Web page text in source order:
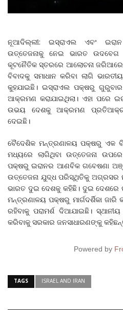
ନୂଆଦିଲ୍ଲୀ: ଇସ୍ରାଏଲ ଏବଂ
ଉତ୍ତେଜନାକୁ ନେଇ ଭାରତ ଉଦବେଗ
କୂଟନୈତିକ ସ୍ତରରେ ଆଲୋଚନା
ବିବାଦକୁ ସମାଧାନ କରିବା ଲାଗି
କୁହଯାଇଛି। ଇସ୍ରାଏଲ ପକ୍ଷରୁ
ଆକ୍ରମଣ କରାଯାଇଥିଲା। ଏହା ପରେ
ଉଭୟ ଦେଶକୁ ଆକ୍ରମଣ
ଦେଇଛି।
ବୈଦେଶିକ ମନ୍ତ୍ରଣାଳୟ ପକ୍ଷରୁ ଏକ
ମଧ୍ୟରେ ଲାଗିଥିବା ଉତ୍ତେଜନା
ପକ୍ଷରୁ ଇରାନର ଆଣବିକ ଗବେଷଣା
ଉତ୍ତେଜନା ଯୁଦ୍ଧ ପରିସ୍ଥିତିକୁ ଅଗ୍ରସର ନ
ଭାରତ ଦୁଇ ଦେଶକୁ କହିଛି। ଦୁଇ‌ ଦେଶରେ
ମନ୍ତ୍ରଣାଳୟ ପକ୍ଷରୁ ମାର୍ଗଦର୍ଶିକା ଜାରି
ରହିବାକୁ ପରାମର୍ଶ ଦିଆଯାଇଛି। ସ୍ଥାନୀୟ
କରିବାକୁ ସରକାର ଜନସାଧାରଣଙ୍କୁ
Powered by
TAGS ISRAEL AND IRAN